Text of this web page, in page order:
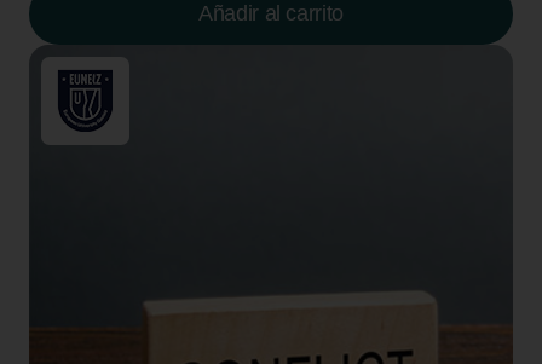
Añadir al carrito